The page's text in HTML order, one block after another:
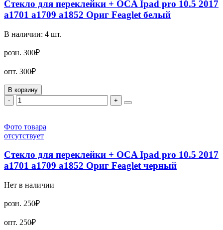
Стекло для переклейки + OCA Ipad pro 10.5 2017
a1701 a1709 a1852 Ориг Feaglet белый
В наличии: 4 шт.
розн. 300₽
опт. 300₽
В корзину
-
+
Фото товара
отсутствует
Стекло для переклейки + OCA Ipad pro 10.5 2017
a1701 a1709 a1852 Ориг Feaglet черный
Нет в наличии
розн. 250₽
опт. 250₽